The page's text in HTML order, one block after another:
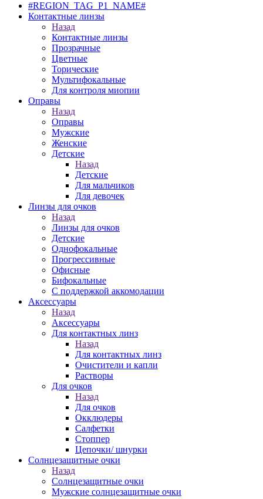
#REGION_TAG_P1_NAME#
Контактные линзы
Назад
Контактные линзы
Прозрачные
Цветные
Торические
Мультифокальные
Для контроля миопии
Оправы
Назад
Оправы
Мужские
Женские
Детские
Назад
Детские
Для мальчиков
Для девочек
Линзы для очков
Назад
Линзы для очков
Детские
Однофокальные
Прогрессивные
Офисные
Бифокальные
С поддержкой аккомодации
Аксессуары
Назад
Аксессуары
Для контактных линз
Назад
Для контактных линз
Очистители и капли
Растворы
Для очков
Назад
Для очков
Окклюдеры
Салфетки
Стоппер
Цепочки/ шнурки
Солнцезащитные очки
Назад
Солнцезащитные очки
Мужские солнцезащитные очки